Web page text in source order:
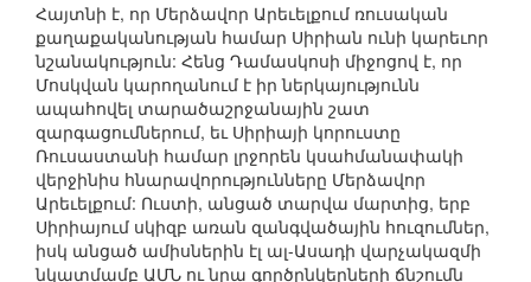
Հայտնի է, որ Մերձավոր Արեւելքում ռուսական
քաղաքականության համար Սիրիան ունի կարեւոր
նշանակություն: Հենց Դամասկոսի միջոցով է, որ
Մոսկվան կարողանում է իր ներկայությունն
ապահովել տարածաշրջանային շատ
զարգացումներում, եւ Սիրիայի կորուստը
Ռուսաստանի համար լրջորեն կսահմանափակի
վերջինիս հնարավորությունները Մերձավոր
Արեւելքում: Ուստի, անցած տարվա մարտից, երբ
Սիրիայում սկիզբ առան զանգվածային հուզումներ,
իսկ անցած ամիսներին էլ ալ-Ասադի վարչակազմի
նկատմամբ ԱՄՆ ու նրա գործընկերների ճնշումն